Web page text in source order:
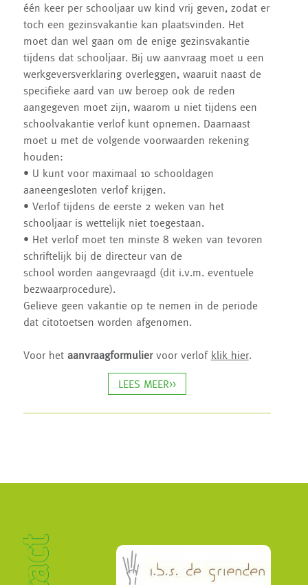
één keer per schooljaar uw kind vrij geven, zodat er
toch een gezinsvakantie kan plaatsvinden. Het
moet dan wel gaan om de enige gezinsvakantie
tijdens dat schooljaar. Bij uw aanvraag moet u een
werkgeversverklaring overleggen, waaruit naast de
specifieke aard van uw beroep ook de reden
aangegeven moet zijn, waarom u niet tijdens een
schoolvakantie verlof kunt opnemen. Daarnaast
moet u met de volgende voorwaarden rekening
houden:
• U kunt voor maximaal 10 schooldagen
aaneengesloten verlof krijgen.
• Verlof tijdens de eerste 2 weken van het
schooljaar is wettelijk niet toegestaan.
• Het verlof moet ten minste 8 weken van tevoren
schriftelijk bij de directeur van de
school worden aangevraagd (dit i.v.m. eventuele
bezwaarprocedure).
Gelieve geen vakantie op te nemen in de periode
dat citotoetsen worden afgenomen.
Voor het aanvraagformuliervoor verlof klik hier.
LEES MEER>>